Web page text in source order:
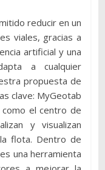
reducir en un
viales, gracias a
artificial y una
a cualquier
propuesta de
clave: MyGeotab
el centro de
y visualizan
flota. Dentro de
una herramienta